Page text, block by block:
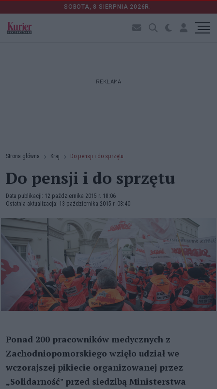
SOBOTA, 8 SIERPNIA 2026R.
REKLAMA
Strona główna Kraj Do pensji i do sprzętu
Do pensji i do sprzętu
Data publikacji: 12 października 2015 r. 18:06
Ostatnia aktualizacja: 13 października 2015 r. 08:40
Ponad 200 pracowników medycznych z
Zachodniopomorskiego wzięło udział we
wczorajszej pikiecie organizowanej przez
„Solidarność" przed siedzibą Ministerstwa